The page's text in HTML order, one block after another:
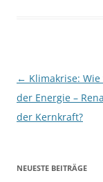
← Klimakrise:
der Energie –
der Kernkraft?
NEUESTE BEITRÄGE